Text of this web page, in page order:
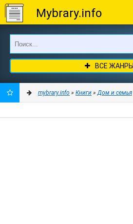
Mybrary.info
ВСЕ ЖАНРЫ
mybrary.info » Книги »Дом и семья